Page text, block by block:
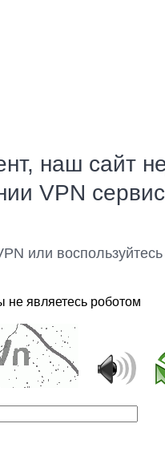
наш сайт
VPN
или
не являетесь роботом